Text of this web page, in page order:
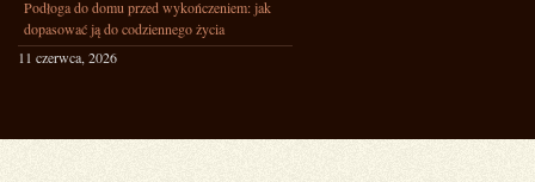
Podłoga do domu przed wykończeniem: jak
dopasować ją do codziennego życia
11 czerwca, 2026